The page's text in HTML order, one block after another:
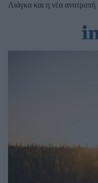
Λιάγκα και η νέα ανατροπή